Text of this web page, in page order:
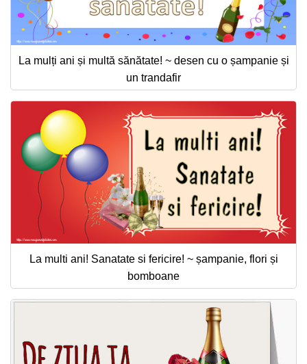
La mulți ani și multă sănătate! ~ desen cu o șampanie și
un trandafir
La multi ani! Sanatate si fericire! ~ șampanie, flori și
bomboane